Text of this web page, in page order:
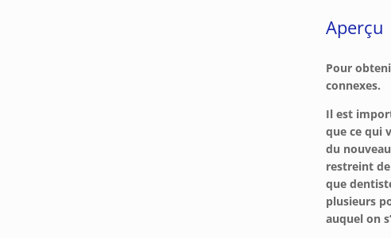
Aperçu
Pour
connexes.
Il est
que ce qui
du
restreint
que
plusieurs
auquel on